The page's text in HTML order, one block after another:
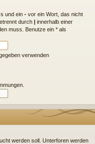
und ein - vor ein Wort, das nicht
durch | innerhalb einer
muss. Benutze ein * als
verwenden
werden soll. Unterforen werden